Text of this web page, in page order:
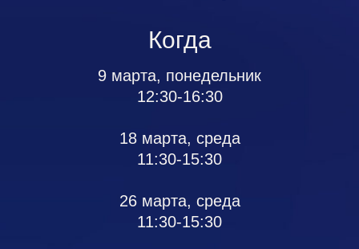
9 марта, понедельник
12:30-16:30
18 марта, среда
11:30-15:30
26 марта, среда
11:30-15:30
Когда